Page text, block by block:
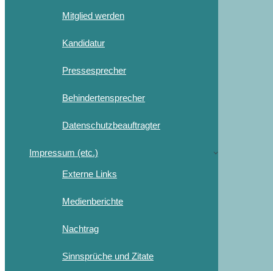
Mitglied werden
Kandidatur
Pressesprecher
Behindertensprecher
Datenschutzbeauftragter
Impressum (etc.)
Externe Links
Medienberichte
Nachtrag
Sinnsprüche und Zitate